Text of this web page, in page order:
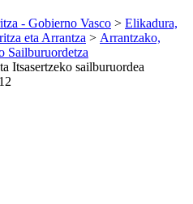
- Gobierno Vasco > Elikadura,
eta Arrantza > Arrantzako,
Sailburuordetza
Itsasertzeko sailburuordea